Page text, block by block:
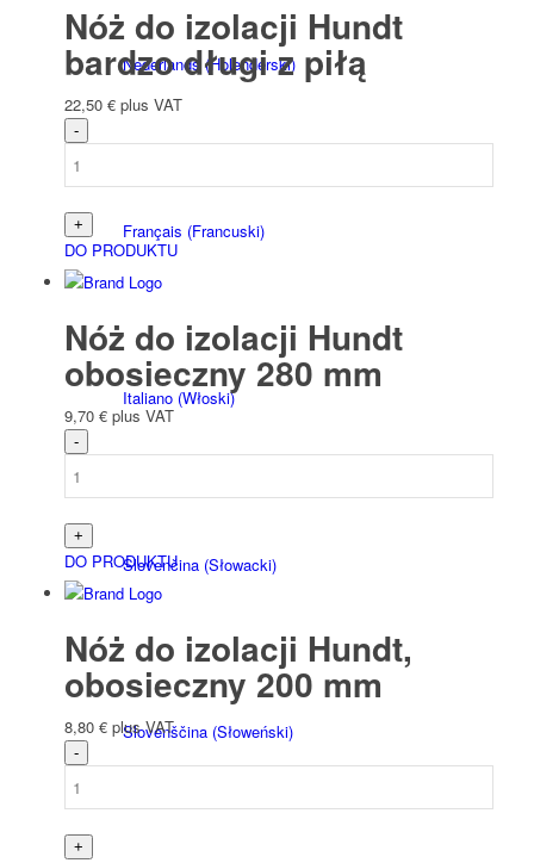
Nederlands (Holenderski)
Français (Francuski)
Italiano(Włoski)
Slovenčina(Słowacki)
Slovenščina(Słoweński)
Nóż do izolacji Hundt
bardzo długi z piłą
22,50 € plus VAT
DO PRODUKTU
Nóż do izolacji Hundt
obosieczny 280 mm
9,70 € plus VAT
DO PRODUKTU
Nóż do izolacji Hundt,
obosieczny 200 mm
8,80 € plus VAT